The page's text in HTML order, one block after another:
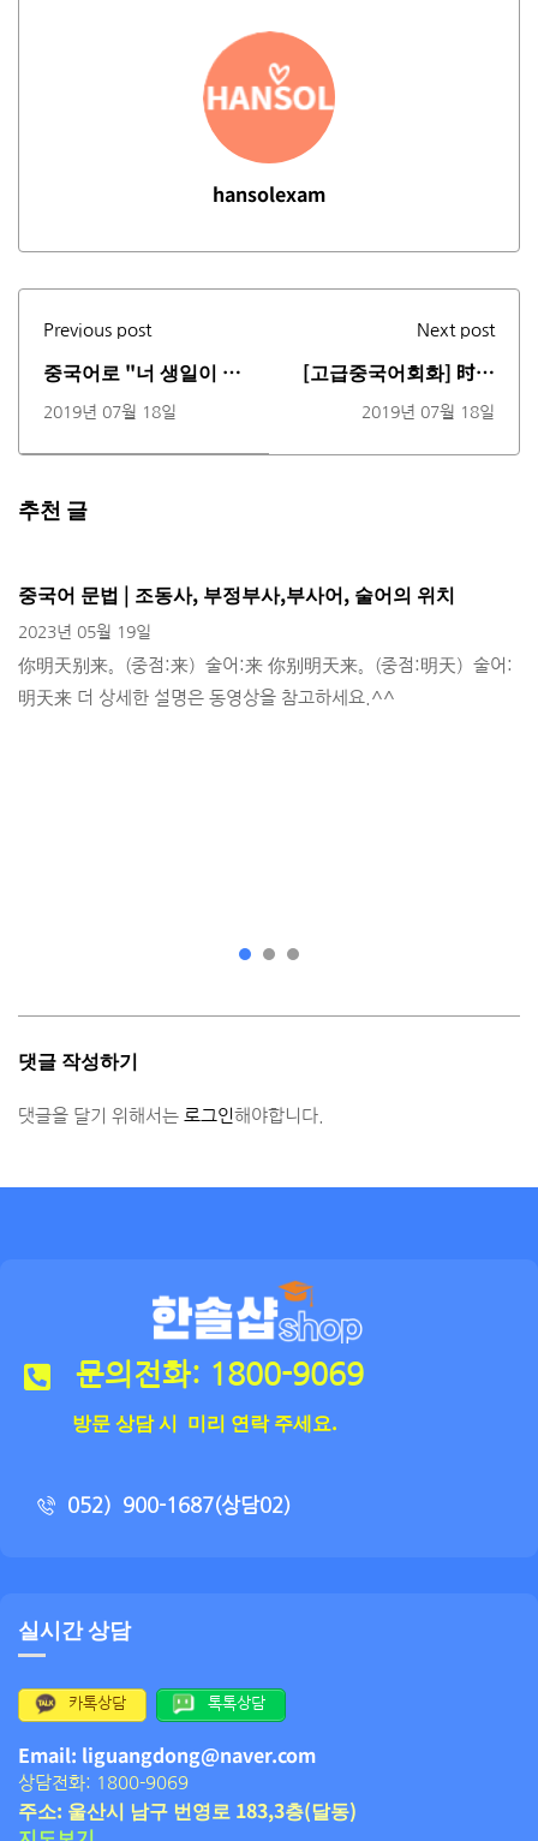
hansolexam
Previous post
중국어로 "너 생일이 언
제야?"를 어떻게 표현
할까요? (동영상)
2019년 07월 18일
Next post
[고급중국어회화] 时间
的表达(시간표현의 방
법)(동영상)
2019년 07월 18일
추천 글
중국어 문법 | 조동사, 부정부사,부사어, 술어의 위치
2023년 05월 19일
你明天别来。(중점:来）술어:来 你别明天来。(중점:明天）술어:
明天来 더 상세한 설명은 동영상을 참고하세요.^^
댓글 작성하기
댓글을 달기 위해서는 로그인해야합니다.
문의전화: 1800-9069
방문 상담 시 미리 연락 주세요.
052）900-1687(상담02)
실시간 상담
카톡상담 톡톡상담
Email: liguangdong@naver.com
상담전화: 1800-9069
주소: 울산시 남구 번영로 183,3층(달동)